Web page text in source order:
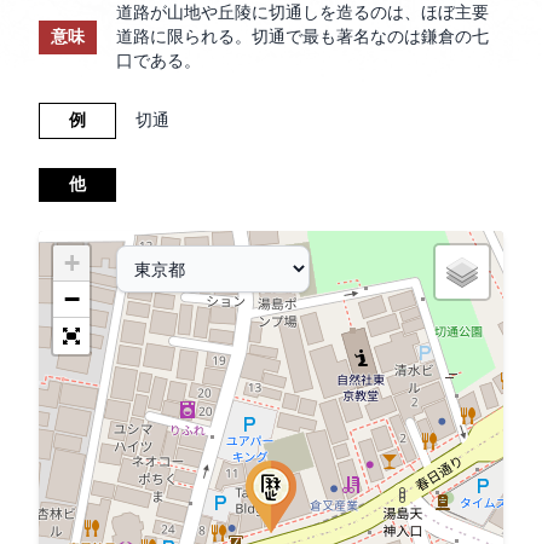
意味
道路が山地や丘陵に切通しを造るのは、ほぼ主要
道路に限られる。切通で最も著名なのは鎌倉の七
口である。
例 切通
他
+
−